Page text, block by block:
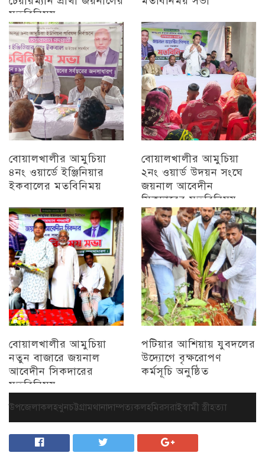
মতবিনিময়
চট্টগ্রাম
বোয়ালখালীর আমুচিয়া
৪নং ওয়ার্ডে ইঞ্জিনিয়ার
ইকবালের মতবিনিময়
বোয়ালখালীর আমুচিয়া
২নং ওয়ার্ড উদয়ন সংঘে
জয়নাল আবেদীন
সিকদারের মতবিনিময়
অন্যান্য
বোয়ালখালীর আমুচিয়া
নতুন বাজারে জয়নাল
আবেদীন সিকদারের
মতবিনিময়
চট্টগ্রাম
পটিয়ার আশিয়ায় যুবদলের
উদ্যোগে বৃক্ষরোপণ
কর্মসূচি অনুষ্ঠিত
উপজেলাকলহখুনচট্টগ্রামথানাদাম্পত্যকলহমিরসরাইস্বামী স্ত্রীহত্যা